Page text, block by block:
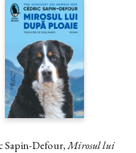
Sapin-Defour,Mirosul lui